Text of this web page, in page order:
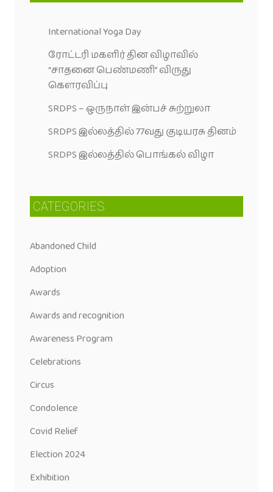
International Yoga Day
ரோட்டரி மகளிர் தின விழாவில்
“சாதனை பெண்மணி” விருது
கெளரவிப்பு
SRDPS – ஒருநாள் இன்பச் சுற்றுலா
SRDPS இல்லத்தில் 77வது குடியரசு தினம்
SRDPS இல்லத்தில் பொங்கல் விழா
CATEGORIES
Abandoned Child
Adoption
Awards
Awards and recognition
Awareness Program
Celebrations
Circus
Condolence
Covid Relief
Election 2024
Exhibition